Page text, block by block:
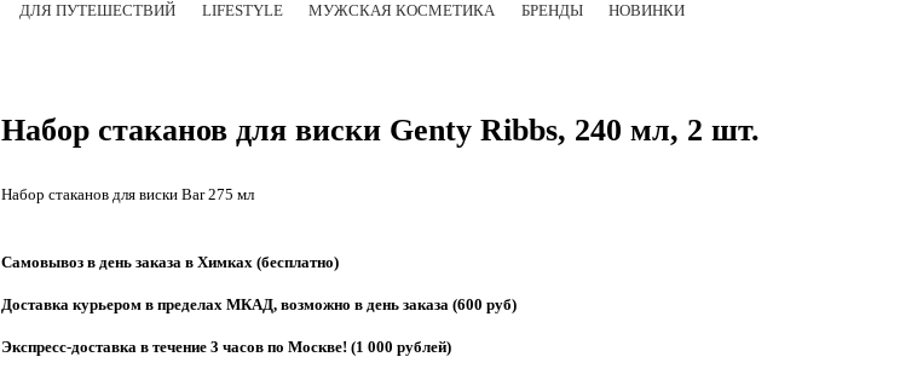
ДЛЯ ПУТЕШЕСТВИЙ LIFESTYLE МУЖСКАЯ КОСМЕТИКА БРЕНДЫ НОВИНКИ
Набор стаканов для виски Genty Ribbs, 240 мл, 2 шт.
Набор стаканов для виски Bar 275 мл
Самовывоз в день заказа в Химках (бесплатно)
Доставка курьером в пределах МКАД, возможно в день заказа (600 руб)
Экспресс-доставка в течение 3 часов по Москве! (1 000 рублей)